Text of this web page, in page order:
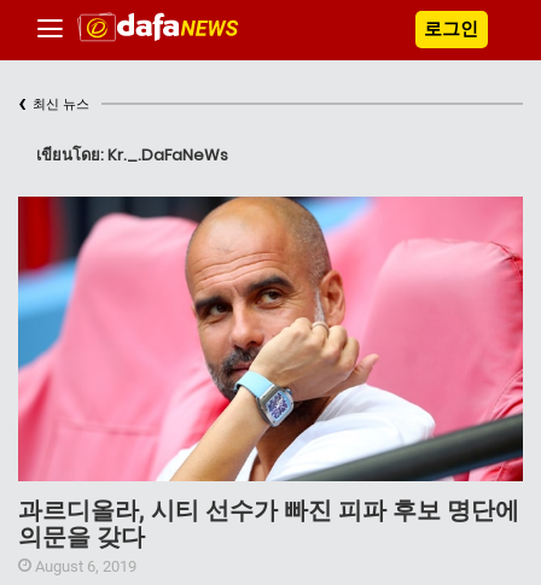
로그인
‹ 최신 뉴스
เขียนโดย: Kr._.DaFaNeWs
과르디올라, 시티 선수가 빠진 피파 후보 명단에
의문을 갖다
August 6, 2019